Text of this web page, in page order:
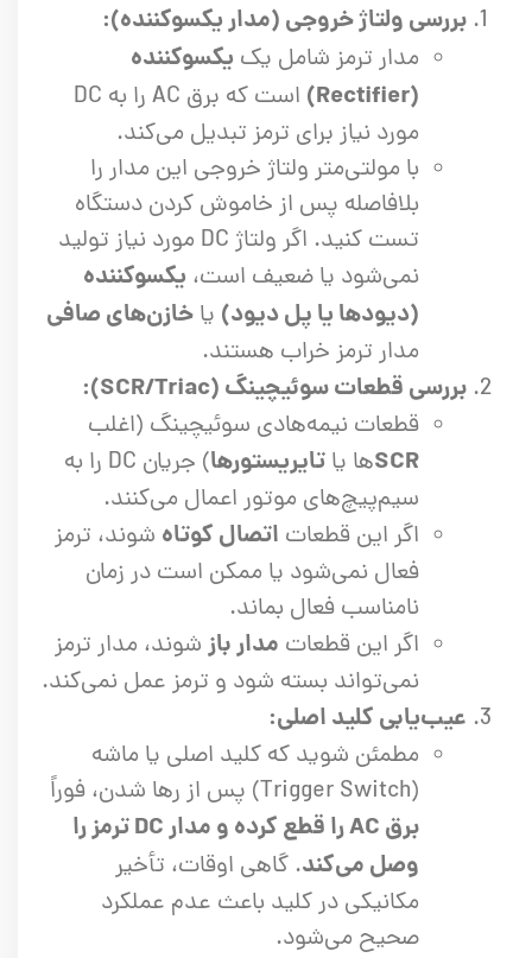
بررسی ولتاژ خروجی (مدار یکسوکننده):
مدار ترمز شامل یک یکسوکننده
(Rectifier)
است که برق AC را به DC
مورد نیاز برای ترمز تبدیل می‌کند.
با مولتی‌متر ولتاژ خروجی این مدار را
بلافاصله پس از خاموش کردن دستگاه
تست کنید. اگر ولتاژ DC مورد نیاز تولید
نمی‌شود یا ضعیف است، یکسوکننده
(دیودها یا پل دیود) یا خازن‌های صافی
مدار ترمز خراب هستند.
بررسی قطعات سوئیچینگ (SCR/Triac):
قطعات نیمه‌هادی سوئیچینگ (اغلب
SCRها یا تایریستورها
) جریان DC را به
سیم‌پیچ‌های موتور اعمال می‌کنند.
اگر این قطعات اتصال کوتاه شوند، ترمز
فعال نمی‌شود یا ممکن است در زمان
نامناسب فعال بماند.
اگر این قطعات مدار باز شوند، مدار ترمز
نمی‌تواند بسته شود و ترمز عمل نمی‌کند.
عیب‌یابی کلید اصلی:
مطمئن شوید که کلید اصلی یا ماشه
(Trigger Switch) پس از رها شدن، فوراً
برق AC را قطع کرده و مدار DC ترمز را
وصل می‌کند. گاهی اوقات، تأخیر
مکانیکی در کلید باعث عدم عملکرد
صحیح می‌شود.